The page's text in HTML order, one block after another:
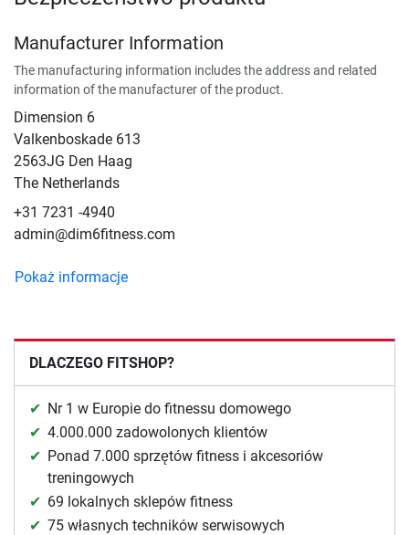
Manufacturer Information
The manufacturing information includes the address and related
information of the manufacturer of the product.
Dimension 6
Valkenboskade 613
2563JG Den Haag
The Netherlands
+31 7231 -4940
admin@dim6fitness.com
Pokaż informacje
DLACZEGO FITSHOP?
Nr 1 w Europie do fitnessu domowego
4.000.000 zadowolonych klientów
Ponad 7.000 sprzętów fitness i akcesoriów
treningowych
69 lokalnych sklepów fitness
75 własnych techników serwisowych